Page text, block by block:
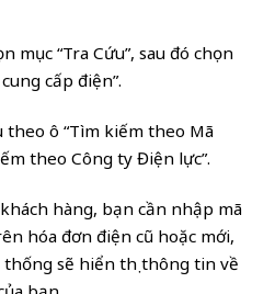
mục “Tra Cứu”, sau đó chọn
cấp điện”.
ô “Tìm kiếm theo Mã
theo Công ty Điện lực”.
hàng, bạn cần nhập mã
hóa đơn điện cũ hoặc mới,
thống sẽ hiển thị thông tin về